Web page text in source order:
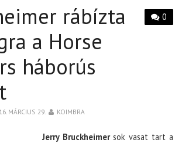
0
rábízta
a Horse
háborús
MÁRCIUS 29. KOIMBRA
Jerry Bruckheimersok vasat tart a